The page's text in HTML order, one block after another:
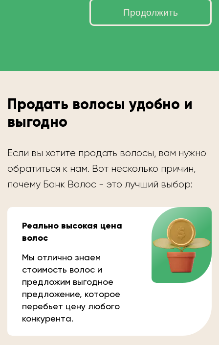
Продолжить
Продать волосы удобно и
выгодно
Если вы хотите продать волосы, вам нужно
обратиться к нам. Вот несколько причин,
почему Банк Волос - это лучший выбор:
Реально высокая цена
волос
Мы отлично знаем
стоимость волос и
предложим выгодное
предложение, которое
перебьет цену любого
конкурента.